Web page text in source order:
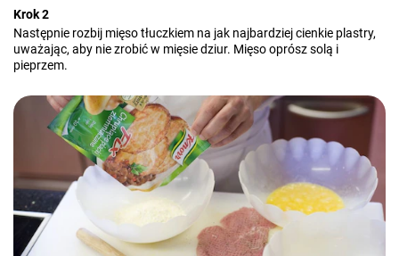
Krok 2
Następnie rozbij mięso tłuczkiem na jak najbardziej cienkie plastry,
uważając, aby nie zrobić w mięsie dziur. Mięso oprósz solą i
pieprzem.